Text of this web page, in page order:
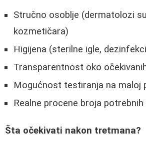
Stručno osoblje (dermatolozi
kozmetičara)
Higijena (sterilne igle,
Transparentnost oko
Mogućnost testiranja na maloj
Realne procene broja
Šta očekivati nakon tretmana?